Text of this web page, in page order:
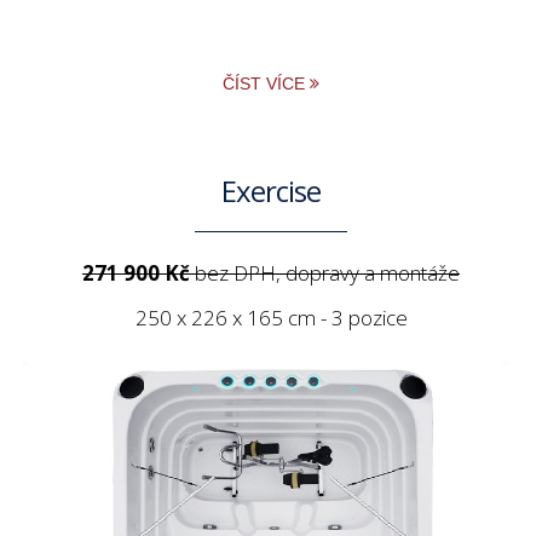
ČÍST VÍCE
Exercise
271 900 Kčbez DPH, dopravy a montáže
250 x 226 x 165 cm - 3 pozice